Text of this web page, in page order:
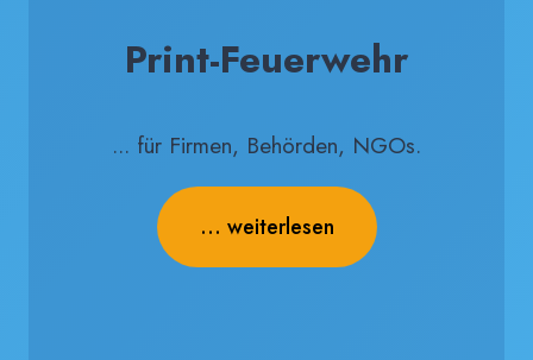
Print-Feuerwehr
... für Firmen, Behörden, NGOs.
... weiterlesen